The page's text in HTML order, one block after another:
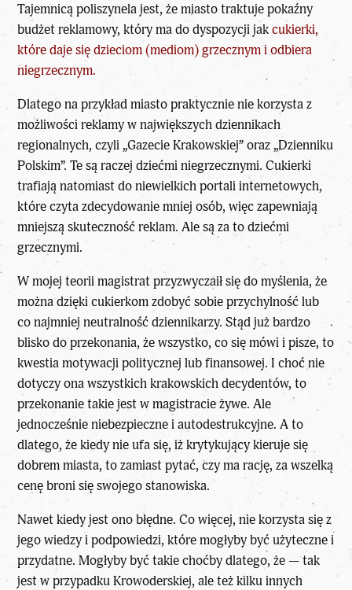
Tajemnicą poliszynela jest, że miasto traktuje pokaźny
budżet reklamowy, który ma do dyspozycji jakcukierki,
które daje się dzieciom (mediom) grzecznym i odbiera
niegrzecznym.
Dlatego na przykład miasto praktycznie nie korzysta z
możliwości reklamy w największych dziennikach
regionalnych, czyli „Gazecie Krakowskiej” oraz „Dzienniku
Polskim”. Te są raczej dziećmi niegrzecznymi. Cukierki
trafiają natomiast do niewielkich portali internetowych,
które czyta zdecydowanie mniej osób, więc zapewniają
mniejszą skuteczność reklam. Ale są za to dziećmi
grzecznymi.
W mojej teorii magistrat przyzwyczaił się do myślenia, że
można dzięki cukierkom zdobyć sobie przychylność lub
co najmniej neutralność dziennikarzy. Stąd już bardzo
blisko do przekonania, że wszystko, co się mówi i pisze, to
kwestia motywacji politycznej lub finansowej. I choć nie
dotyczy ona wszystkich krakowskich decydentów, to
przekonanie takie jest w magistracie żywe. Ale
jednocześnie niebezpieczne i autodestrukcyjne. A to
dlatego, że kiedy nie ufa się, iż krytykujący kieruje się
dobrem miasta, to zamiast pytać, czy ma rację, za wszelką
cenę broni się swojego stanowiska.
Nawet kiedy jest ono błędne. Co więcej, nie korzysta się z
jego wiedzy i podpowiedzi, które mogłyby być użyteczne i
przydatne. Mogłyby być takie choćby dlatego, że — tak
jest w przypadku Krowoderskiej, ale też kilku innych